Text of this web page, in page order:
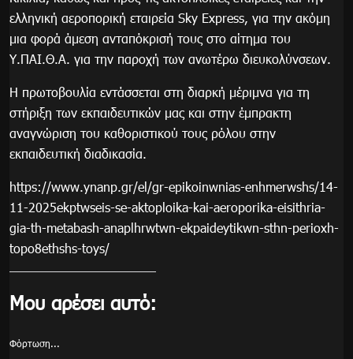
ελληνική αεροπορική εταιρεία Sky Express, για την ακόμη
μια φορά άμεση ανταπόκρισή τους στο αίτημα του
Υ.ΠΑΙ.Θ.Α. για την παροχή των ανωτέρω διευκολύνσεων.
Η πρωτοβουλία εντάσσεται στη διαρκή μέριμνα για τη
στήριξη των εκπαιδευτικών μας και στην έμπρακτη
αναγνώριση του καθοριστικού τους ρόλου στην
εκπαιδευτική διαδικασία.
https://www.ynanp.gr/el/gr-epikoinwnias-enhmerwshs/14-
11-2025ekptwseis-se-aktoploika-kai-aeroporika-eisithria-
gia-th-metabash-anaplhrwtwn-ekpaideytikwn-sthn-perioxh-
topo8ethshs-toys/
Μου αρέσει αυτό:
Φόρτωση...